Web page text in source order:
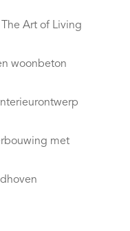
Art of Living
woonbeton
met